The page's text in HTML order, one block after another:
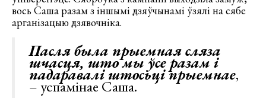
вось Саша разам з іншымі дзяўчынамі ўзялі на сябе
арганізацыю дзявочніка.
Пасля была прыемная сляза
шчасця, што мы ўсе разам і
падаравалі штосьці прыемнае,
– успамінае Саша.